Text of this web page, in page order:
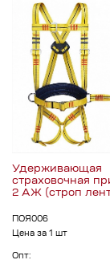
Удерживающая
страховочная
2 АЖ (строп
ПОЯ006
Цена за 1 шт
Опт: